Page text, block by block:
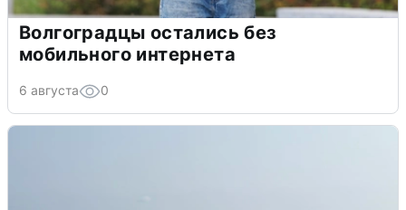
Волгоградцы остались без
мобильного интернета
6 августа 0